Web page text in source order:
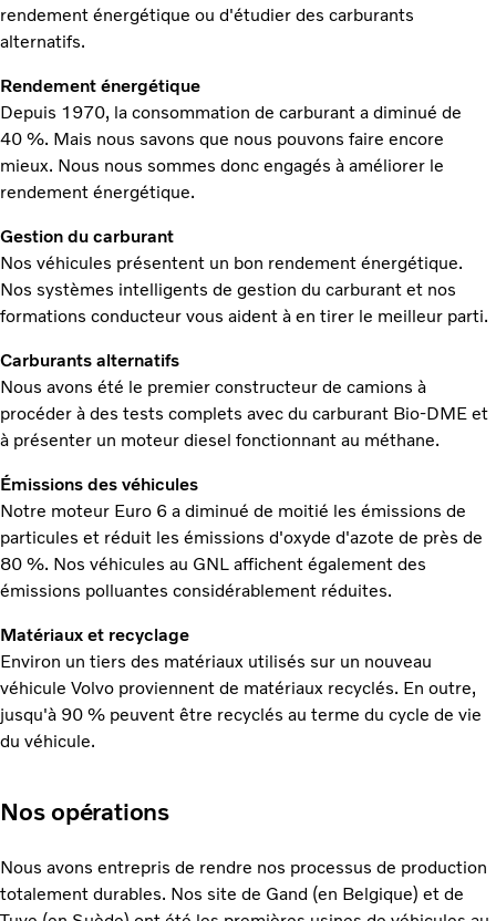
rendement énergétique ou d'étudier des carburants
alternatifs.
Rendement énergétique
Depuis 1970, la consommation de carburant a diminué de
40 %. Mais nous savons que nous pouvons faire encore
mieux. Nous nous sommes donc engagés à améliorer le
rendement énergétique.
Gestion du carburant
Nos véhicules présentent un bon rendement énergétique.
Nos systèmes intelligents de gestion du carburant et nos
formations conducteur vous aident à en tirer le meilleur parti.
Carburants alternatifs
Nous avons été le premier constructeur de camions à
procéder à des tests complets avec du carburant Bio-DME et
à présenter un moteur diesel fonctionnant au méthane.
Émissions des véhicules
Notre moteur Euro 6 a diminué de moitié les émissions de
particules et réduit les émissions d'oxyde d'azote de près de
80 %. Nos véhicules au GNL affichent également des
émissions polluantes considérablement réduites.
Matériaux et recyclage
Environ un tiers des matériaux utilisés sur un nouveau
véhicule Volvo proviennent de matériaux recyclés. En outre,
jusqu'à 90 % peuvent être recyclés au terme du cycle de vie
du véhicule.
Nos opérations
Nous avons entrepris de rendre nos processus de production
totalement durables. Nos site de Gand (en Belgique) et de